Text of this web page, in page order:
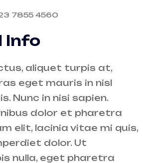
7855 4560
Info
aliquet turpis at,
eget mauris in nisl
Nunc in nisi sapien.
dolor et pharetra
elit, lacinia vitae mi quis,
dolor. Ut
nulla, eget pharetra